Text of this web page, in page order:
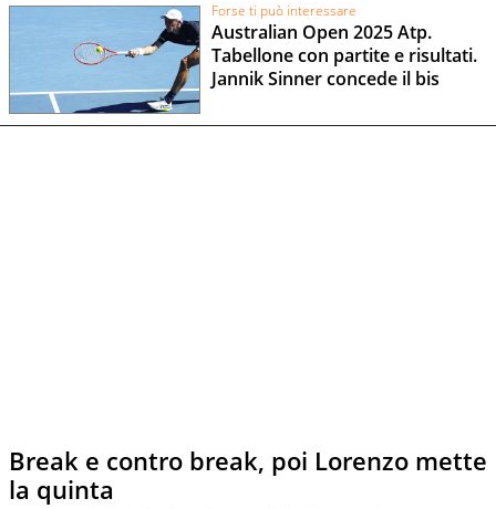
Forse ti può interessare
Australian Open 2025 Atp.
Tabellone con partite e risultati.
Jannik Sinner concede il bis
Break e contro break, poi Lorenzo mette
la quinta